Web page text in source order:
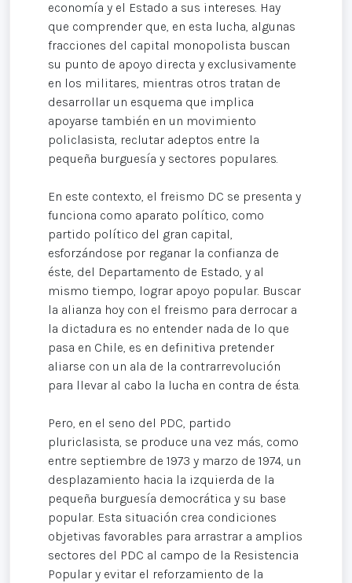
economía y el Estado a sus intereses. Hay
que comprender que, en esta lucha, algunas
fracciones del capital monopolista buscan
su punto de apoyo directa y exclusivamente
en los militares, mientras otros tratan de
desarrollar un esquema que implica
apoyarse también en un movimiento
policlasista, reclutar adeptos entre la
pequeña burguesía y sectores populares.
En este contexto, el freismo DC se presenta y
funciona como aparato político, como
partido político del gran capital,
esforzándose por reganar la confianza de
éste, del Departamento de Estado, y al
mismo tiempo, lograr apoyo popular. Buscar
la alianza hoy con el freismo para derrocar a
la dictadura es no entender nada de lo que
pasa en Chile, es en definitiva pretender
aliarse con un ala de la contrarrevolución
para llevar al cabo la lucha en contra de ésta.
Pero, en el seno del PDC, partido
pluriclasista, se produce una vez más, como
entre septiembre de 1973 y marzo de 1974, un
desplazamiento hacia la izquierda de la
pequeña burguesía democrática y su base
popular. Esta situación crea condiciones
objetivas favorables para arrastrar a amplios
sectores del PDC al campo de la Resistencia
Popular y evitar el reforzamiento de la